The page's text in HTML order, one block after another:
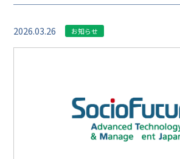
2026.03.26 お知らせ